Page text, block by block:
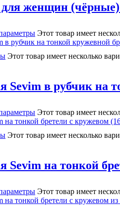
женщин (чёрные)
Этот товар имеет
Этот товар имеет несколько
Sevim в рубчик на
Этот товар имеет
Этот товар имеет несколько
на тонкой
Этот товар имеет